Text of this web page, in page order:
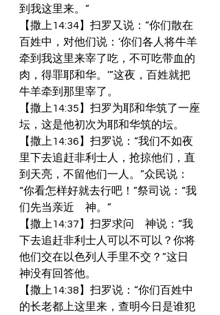
到我这里来。”
【撒上14:34】扫罗又说：“你们散在
百姓中，对他们说：‘你们各人将牛羊
牵到我这里来宰了吃，不可吃带血的
肉，得罪耶和华。’”这夜，百姓就把
牛羊牵到那里宰了。
【撒上14:35】扫罗为耶和华筑了一座
坛，这是他初次为耶和华筑的坛。
【撒上14:36】扫罗说：“我们不如夜
里下去追赶非利士人，抢掠他们，直
到天亮，不留他们一人。”众民说：
“你看怎样好就去行吧！”祭司说：“我
们先当亲近　神。”
【撒上14:37】扫罗求问　神说：“我
下去追赶非利士人可以不可以？你将
他们交在以色列人手里不交？”这日
神没有回答他。
【撒上14:38】扫罗说：“你们百姓中
的长老都上这里来，查明今日是谁犯